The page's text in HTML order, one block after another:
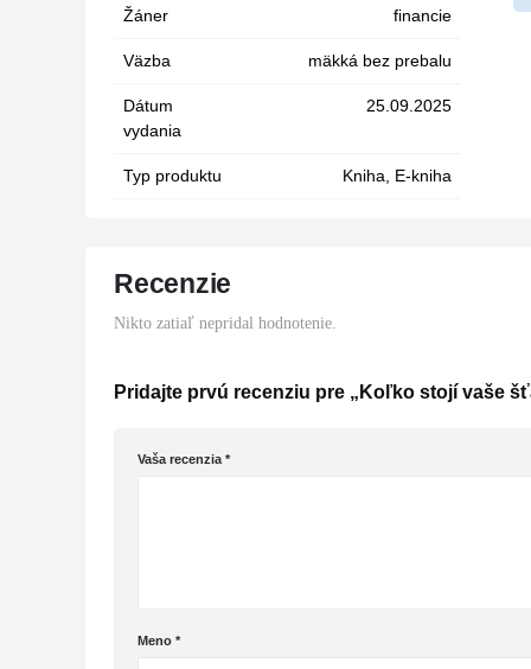
Žáner financie
Väzba mäkká bez prebalu
Dátum
vydania
25.09.2025
Typ produktu Kniha, E-kniha
Recenzie
Nikto zatiaľ nepridal hodnotenie.
Pridajte prvú recenziu pre „Koľko stojí vaše
Vaša recenzia *
Meno *